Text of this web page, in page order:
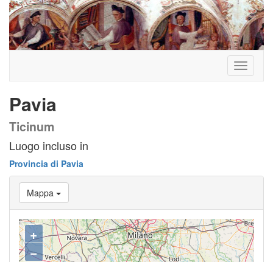
Toggle
Pavia
Ticinum
Luogo incluso in
Provincia di Pavia
Mappa
+
−